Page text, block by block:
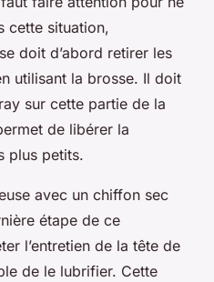
cette situation,
doit d’abord retirer les
utilisant la brosse. Il doit
sur cette partie de la
de libérer la
plus petits.
avec un chiffon sec
étape de ce
l’entretien de la tête de
de le lubrifier. Cette